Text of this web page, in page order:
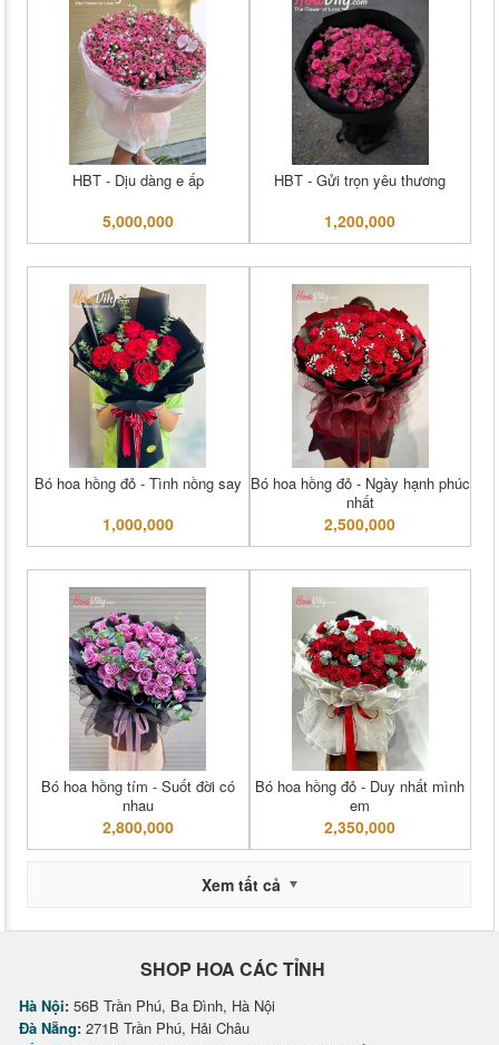
HBT - Dịu dàng e ấp
5,000,000
HBT - Gửi trọn yêu thương
1,200,000
Bó hoa hồng đỏ - Tình nồng say
1,000,000
Bó hoa hồng đỏ - Ngày hạnh phúc
nhất
2,500,000
Bó hoa hồng tím - Suốt đời có
nhau
2,800,000
Bó hoa hồng đỏ - Duy nhất mình
em
2,350,000
Xem tất cả
SHOP HOA CÁC TỈNH
Hà Nội: 56B Trần Phú, Ba Đình, Hà Nội
Đà Nẵng: 271B Trần Phú, Hải Châu